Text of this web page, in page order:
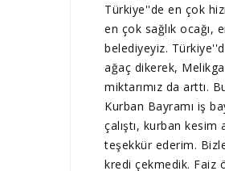
Türkiye''de en çok
en çok sağlık
belediyeyiz.
ağaç dikerek,
miktarımız da arttı.
Kurban Bayramı iş
çalıştı, kurban
teşekkür ederim.
kredi çekmedik. Faiz